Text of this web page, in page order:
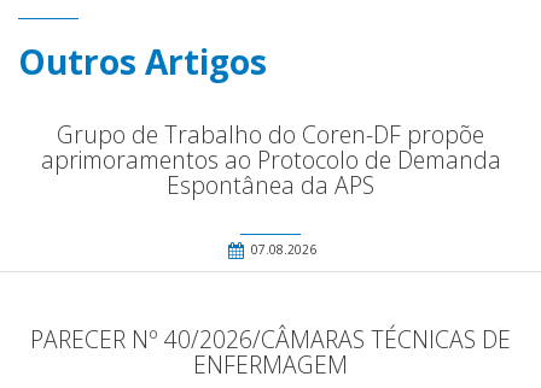
Outros Artigos
Grupo de Trabalho do Coren-DF propõe
aprimoramentos ao Protocolo de Demanda
Espontânea da APS
07.08.2026
PARECER Nº 40/2026/CÂMARAS TÉCNICAS DE
ENFERMAGEM